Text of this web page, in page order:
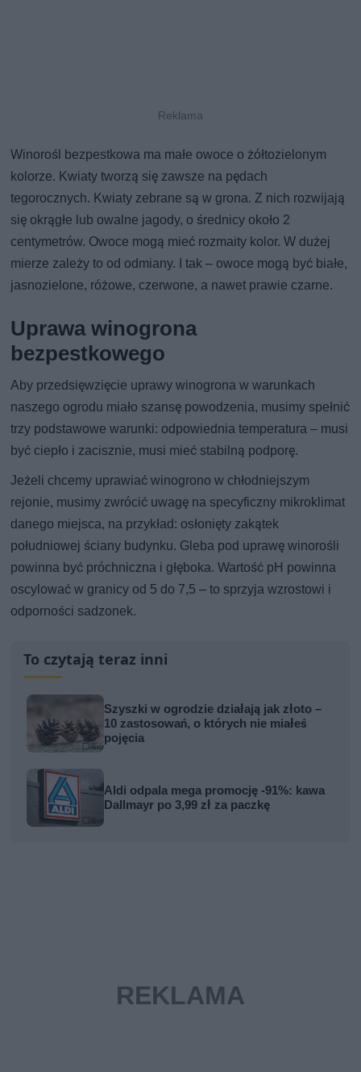
Winorośl bezpestkowa ma małe owoce o żółtozielonym
kolorze. Kwiaty tworzą się zawsze na pędach
tegorocznych. Kwiaty zebrane są w grona. Z nich rozwijają
się okrągłe lub owalne jagody, o średnicy około 2
centymetrów. Owoce mogą mieć rozmaity kolor. W dużej
mierze zależy to od odmiany. I tak – owoce mogą być białe,
jasnozielone, różowe, czerwone, a nawet prawie czarne.
Uprawa winogrona
bezpestkowego
Aby przedsięwzięcie uprawy winogrona w warunkach
naszego ogrodu miało szansę powodzenia, musimy spełnić
trzy podstawowe warunki: odpowiednia temperatura – musi
być ciepło i zacisznie, musi mieć stabilną podporę.
Jeżeli chcemy uprawiać winogrono w chłodniejszym
rejonie, musimy zwrócić uwagę na specyficzny mikroklimat
danego miejsca, na przykład: osłonięty zakątek
południowej ściany budynku. Gleba pod uprawę winorośli
powinna być próchniczna i głęboka. Wartość pH powinna
oscylować w granicy od 5 do 7,5 – to sprzyja wzrostowi i
odporności sadzonek.
To czytają teraz inni
Szyszki w ogrodzie działają jak złoto –
10 zastosowań, o których nie miałeś
pojęcia
Aldi odpala mega promocję -91%: kawa
Dallmayr po 3,99 zł za paczkę